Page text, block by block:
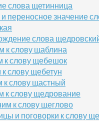
слова щетинница
переносное значение
слова
к слову щаблина
к слову щебешок
слову щебетун
к слову щастный
к слову щедрование
к слову щеглово
и поговорки к слову